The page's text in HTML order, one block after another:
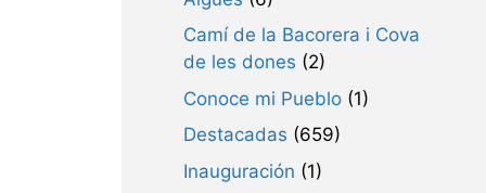
Camí de la Bacorera i Cova
de les dones (2)
Conoce mi Pueblo (1)
Destacadas (659)
Inauguración (1)